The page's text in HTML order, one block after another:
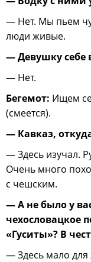
— Нет. Мы пьем
люди живые.
— Девушку себе
— Нет.
Бегемот: Ищем
(смеется).
— Кавказ,
— Здесь изучал.
Очень много
с чешским.
— А не было у
чехословацкое
«Гуситы»? В
— Здесь мало для